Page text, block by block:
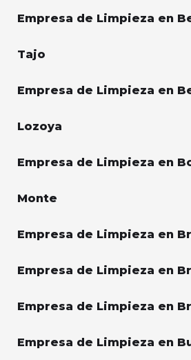
Empresa de Limpieza en
Tajo
Empresa de Limpieza en
Lozoya
Empresa de Limpieza en
Monte
Empresa de Limpieza en
Empresa de Limpieza en
Empresa de Limpieza en
Empresa de Limpieza en